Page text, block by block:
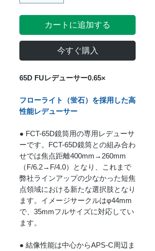
カートに追加する
今すぐ購入
65D FUレデューサー0.65×
フローライト（蛍石）を採用した高
性能レデューサー
● FCT-65D鏡筒用の専用レデューサ
ーです。FCT-65D鏡筒との組み合わ
せでは焦点距離400mm→260mm
（F/6.2→F/4.0）となり、これまで
弊社ラインアップの少なかった短焦
点領域における新たな選択肢となり
ます。イメージサークルはφ44mm
で、35mmフルサイズに対応してい
ます。
● 結像性能は中心からAPS-C周辺ま